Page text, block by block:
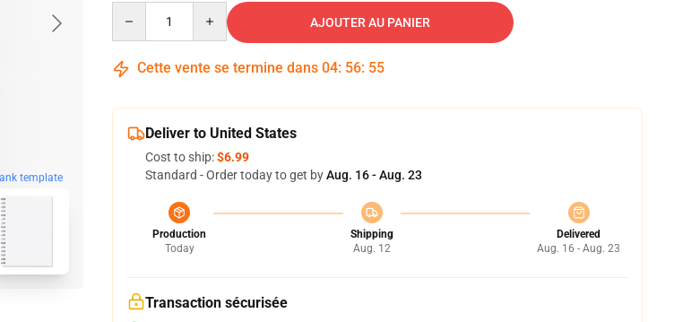
template
AJOUTER AU PANIER
Cette vente se termine dans 04: 56: 54
Deliver to United States
Cost to ship:$6.99
Standard - Order today to get byAug. 16 - Aug. 23
Production
Today
Shipping
Aug. 12
Delivered
Aug. 16 - Aug. 23
Transaction sécurisée